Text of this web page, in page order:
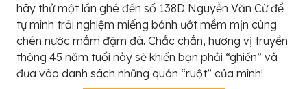
hãy thử một lần ghé đến số 138D Nguyễn Văn Cừ để
tự mình trải nghiệm miếng bánh ướt mềm mịn cùng
chén nước mắm đậm đà. Chắc chắn, hương vị truyền
thống 45 năm tuổi này sẽ khiến bạn phải “ghiền” và
đưa vào danh sách những quán “ruột” của mình!